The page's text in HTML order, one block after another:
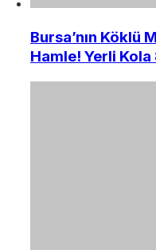
Bursa’nın Köklü
Hamle! Yerli